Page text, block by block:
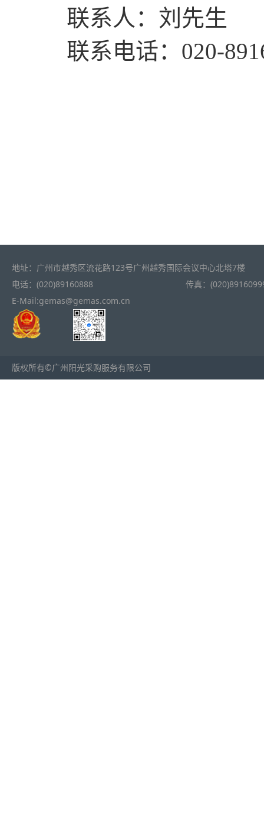
联系人：刘先生
联系电话： 020-
地址：广州市越秀区流花路123号广州越秀国际会议中心北塔7楼
电话：(020)89160888
传真：
E-Mail:gemas@gemas.com.cn
版权所有©广州阳光采购服务有限公司